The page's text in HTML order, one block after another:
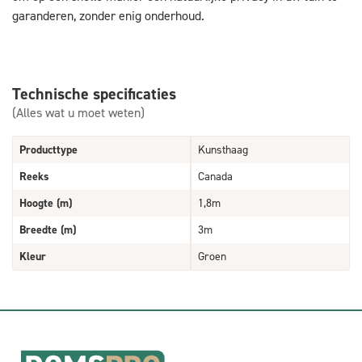
garanderen, zonder enig onderhoud.
Technische specificaties
(Alles wat u moet weten)
Producttype
Kunsthaag
Reeks
Canada
Hoogte (m)
1,8m
Breedte (m)
3m
Kleur
Groen